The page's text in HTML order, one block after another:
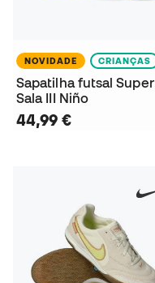
NOVIDADE CRIANÇAS
Sapatilha futsal Super
Sala III Niño
44,99 €